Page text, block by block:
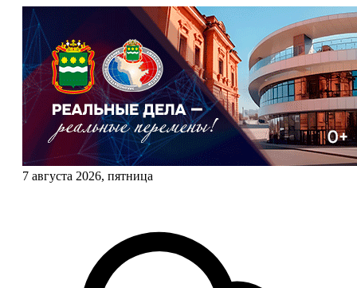
7 августа 2026, пятница